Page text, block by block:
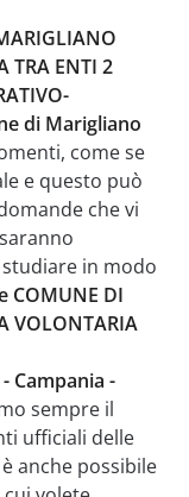
TRA ENTI 2
di Marigliano
come se
e questo può
che vi
in modo
COMUNE DI
VOLONTARIA
Campania -
sempre il
ufficiali delle
anche possibile